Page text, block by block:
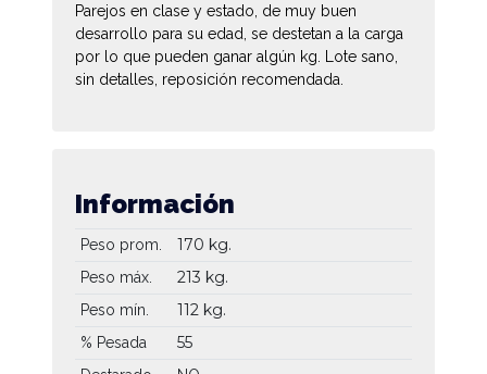
Parejos en clase y estado, de muy buen
desarrollo para su edad, se destetan a la carga
por lo que pueden ganar algún kg. Lote sano,
sin detalles, reposición recomendada.
Información
Peso prom. 170 kg.
Peso máx. 213 kg.
Peso mín. 112 kg.
% Pesada 55